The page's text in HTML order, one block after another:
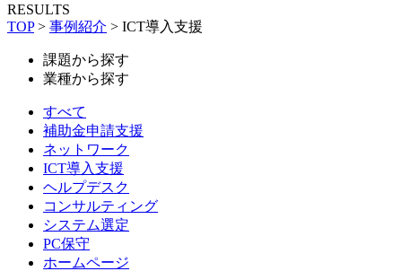
RESULTS
TOP > 事例紹介 > ICT導入支援
課題から探す
業種から探す
すべて
補助金申請支援
ネットワーク
ICT導入支援
ヘルプデスク
コンサルティング
システム選定
PC保守
ホームページ